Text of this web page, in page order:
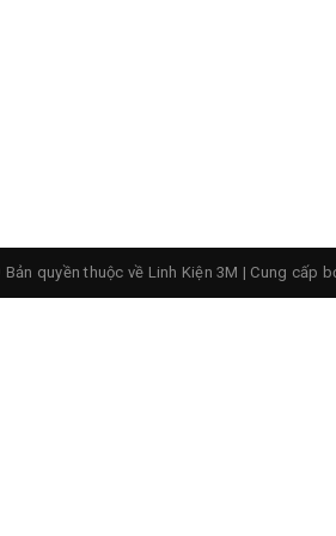
Bản quyền thuộc về Linh Kiện 3M | Cung cấp